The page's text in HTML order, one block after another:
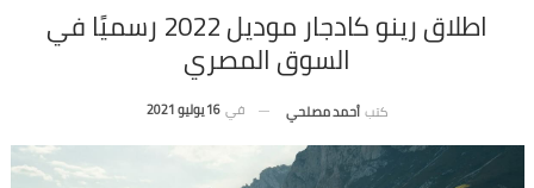
اطلاق رينو كادجار موديل 2022 رسميًا في
السوق المصري
كتب أحمد مصلحي في 16 يوليو 2021